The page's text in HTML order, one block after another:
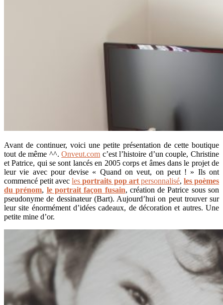
Avant de continuer, voici une petite présentation de cette boutique
tout de même ^^.Onveut.com c’est l’histoire d’un couple, Christine
et Patrice, qui se sont lancés en 2005 corps et âmes dans le projet de
leur vie avec pour devise « Quand on veut, on peut ! » Ils ont
commencé petit aveclesportraits pop artpersonnalisé, les poèmes
du prénom, le portrait façon fusain, création de Patrice sous son
pseudonyme de dessinateur (Bart). Aujourd’hui on peut trouver sur
leur site énormément d’idées cadeaux, de décoration et autres. Une
petite mine d’or.